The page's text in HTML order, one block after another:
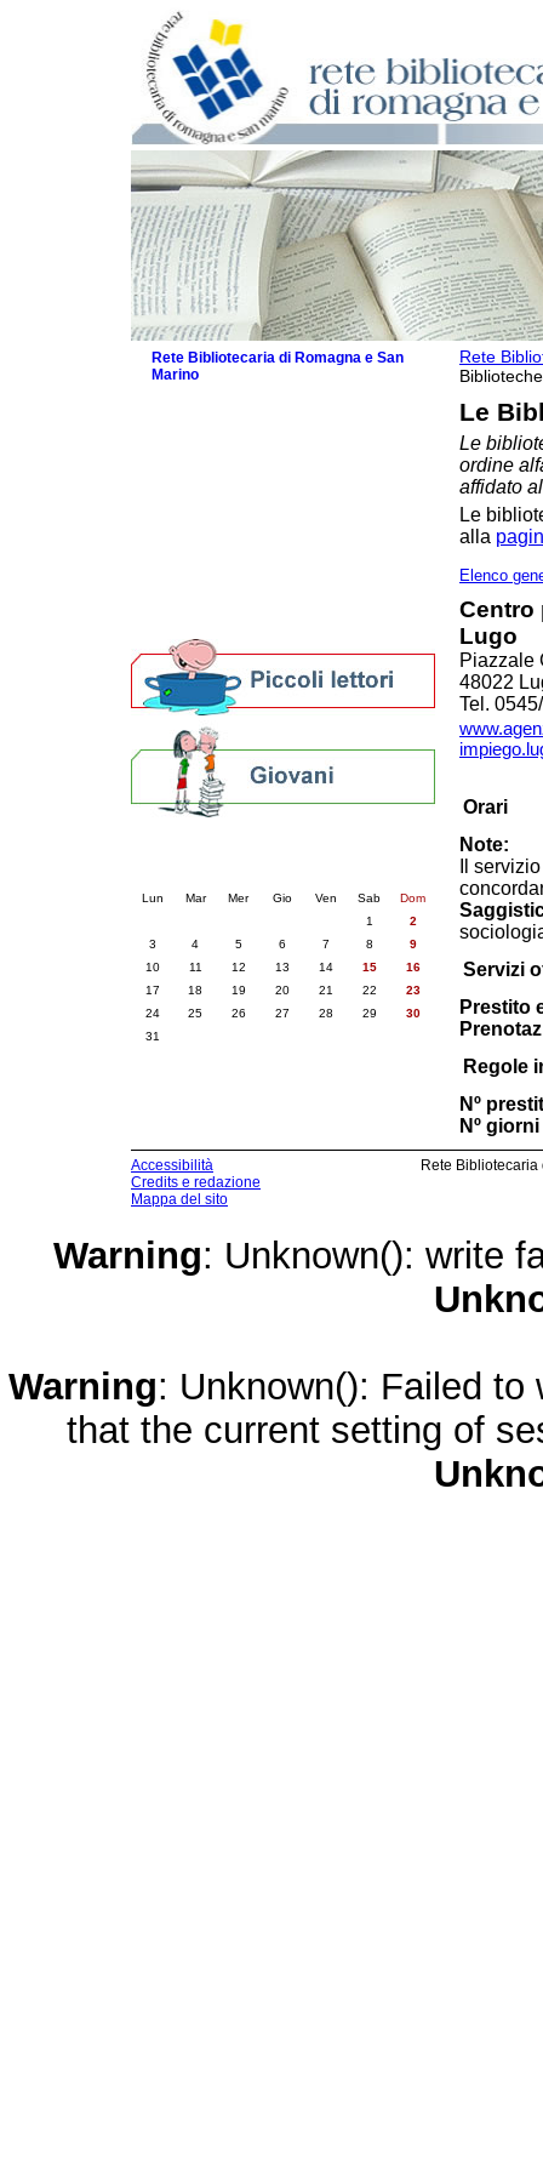
Rete
Biblioteche
Le
Le
ordine
affidato
Le
alla
Elenco
Centro
Lugo
Piazzale
48022
Tel.
Orari
Note:
Il
Servizi
Prestito
Regole
Nº
Nº
Rete Bibliotecaria di Romagna e San
Marino
Lun Mar Mer Gio Ven Sab
Dom
1
2
3
4 5 6 7 8
9
10
11 12 13 14 15
16
17
18 19 20 21 22
23
24
25 26 27 28 29
30
31
Accessibilità
Credits e redazione
Mappa del sito
Rete
Warning: Unknown(): write
Warning: Unknown(): Failed
that the current setting of